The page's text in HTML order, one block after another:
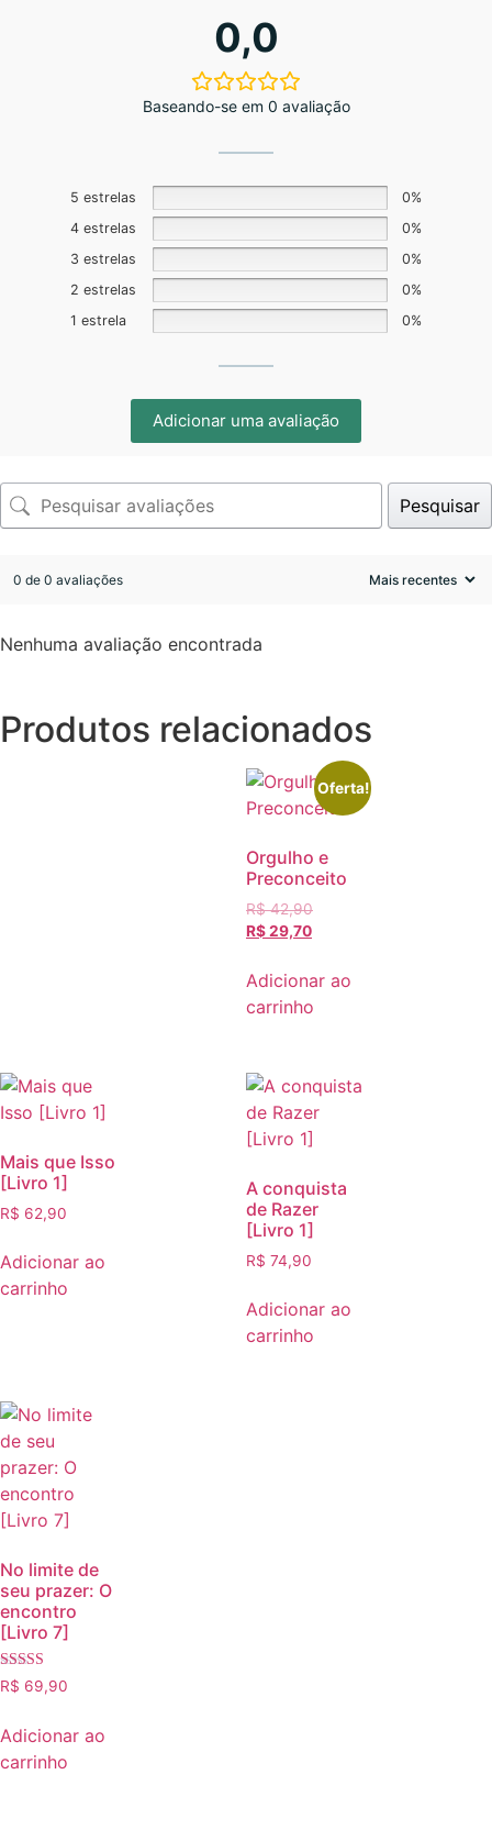
0,0
Baseando-se em 0 avaliação
5 estrelas
0%
4 estrelas
0%
3 estrelas
0%
2 estrelas
0%
1 estrela
0%
Adicionar uma avaliação
Pesquisar
0 de 0 avaliações
Nenhuma avaliação encontrada
Produtos relacionados
Oferta!
Orgulho e
Preconceito
R$42,90
R$29,70
Adicionar ao
carrinho
Mais que Isso
[Livro 1]
R$ 62,90
Adicionar ao
carrinho
A conquista
de Razer
[Livro 1]
R$ 74,90
Adicionar ao
carrinho
No limite de
seu prazer: O
encontro
[Livro 7]
Avaliação
5.00
R$ 69,90
Adicionar ao
carrinho